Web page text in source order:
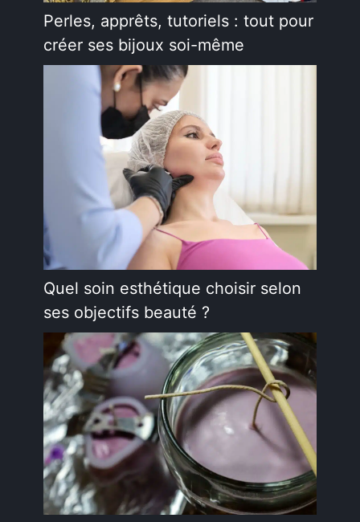
Perles, apprêts, tutoriels : tout pour
créer ses bijoux soi-même
Quel soin esthétique choisir selon
ses objectifs beauté ?